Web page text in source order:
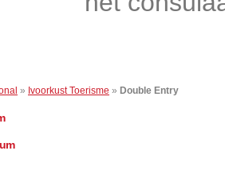
» Ivoorkust Toerisme » Double Entry